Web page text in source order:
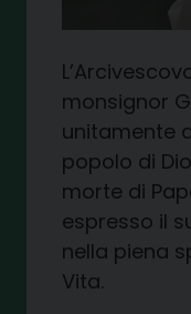
monsignor
unitamente
popolo di
morte di
espresso il
nella piena
Vita.